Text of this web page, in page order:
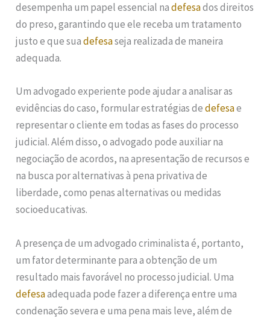
desempenha um papel essencial nadefesados direitos
do preso, garantindo que ele receba um tratamento
justo e que suadefesaseja realizada de maneira
adequada.
Um advogado experiente pode ajudar a analisar as
evidências do caso, formular estratégias dedefesae
representar o cliente em todas as fases do processo
judicial. Além disso, o advogado pode auxiliar na
negociação de acordos, na apresentação de recursos e
na busca por alternativas à pena privativa de
liberdade, como penas alternativas ou medidas
socioeducativas.
A presença de um advogado criminalista é, portanto,
um fator determinante para a obtenção de um
resultado mais favorável no processo judicial. Uma
defesaadequada pode fazer a diferença entre uma
condenação severa e uma pena mais leve, além de